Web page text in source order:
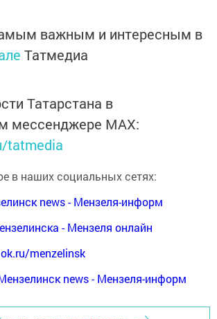
важным и интересным в
Татмедиа
Татарстана в
мессенджере MАХ:
tatmedia
в наших социальных сетях:
news - Мензеля-информ
- Мензеля онлайн
ok.ru/menzelinsk
news - Мензеля-информ